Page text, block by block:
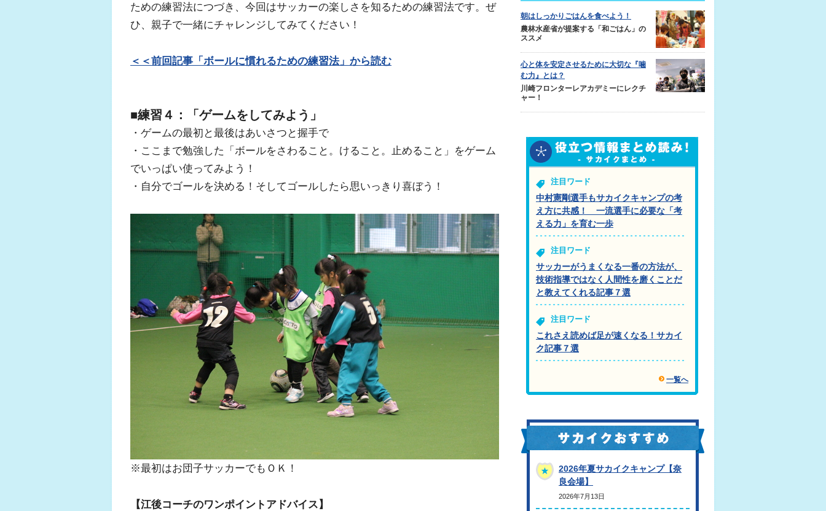
ための練習法につづき、今回はサッカーの楽しさを知るための練習法です。ぜ
ひ、親子で一緒にチャレンジしてみてください！
＜＜前回記事「ボールに慣れるための練習法」から読む
■練習４：「ゲームをしてみよう」
・ゲームの最初と最後はあいさつと握手で
・ここまで勉強した「ボールをさわること。けること。止めること」をゲーム
でいっぱい使ってみよう！
・自分でゴールを決める！そしてゴールしたら思いっきり喜ぼう！
※最初はお団子サッカーでもＯＫ！
【江後コーチのワンポイントアドバイス】
朝はしっかりごはんを食べよう！
農林水産省が提案する「和ごはん」の
ススメ
心と体を安定させるために大切な『噛
む力』とは？
川崎フロンターレアカデミーにレクチ
ャー！
注目ワード
中村憲剛選手もサカイクキャンプの考
え方に共感！ 一流選手に必要な「考
える力」を育む一歩
注目ワード
サッカーがうまくなる一番の方法が、
技術指導ではなく人間性を磨くことだ
と教えてくれる記事７選
注目ワード
これさえ読めば足が速くなる！サカイ
ク記事７選
一覧へ
2026年夏サカイクキャンプ【奈
良会場】
2026年7月13日